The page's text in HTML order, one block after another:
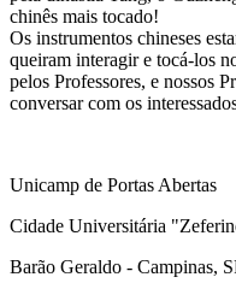
chinês mais tocado!
Os instrumentos chineses
queiram interagir e tocá-los
pelos Professores, e nossos
conversar com os
Unicamp de Portas Abertas
Cidade Universitária
Barão Geraldo - Campinas,